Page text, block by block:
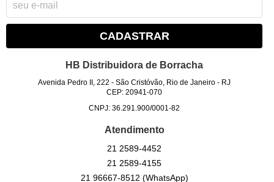
CADASTRAR
HB Distribuidora de Borracha
Avenida Pedro II, 222 -São Cristóvão, Rio de Janeiro - RJ
CEP: 20941-070
CNPJ: 36.291.900/0001-82
Atendimento
21 2589-4452
21 2589-4155
21 96667-8512 (WhatsApp)